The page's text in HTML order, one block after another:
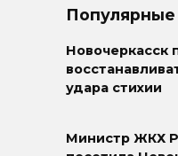
Популярные
Новочеркасск
удара стихии
Министр ЖКХ